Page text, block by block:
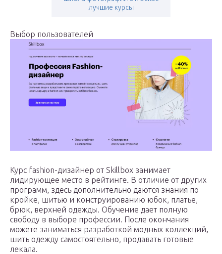
лучшие курсы
Выбор пользователей
Курс fashion-дизайнер от Skillbox занимает
лидирующее место в рейтинге. В отличие от других
программ, здесь дополнительно даются знания по
кройке, шитью и конструированию юбок, платье,
брюк, верхней одежды. Обучение дает полную
свободу в выборе профессии. После окончания
можете заниматься разработкой модных коллекций,
шить одежду самостоятельно, продавать готовые
лекала.